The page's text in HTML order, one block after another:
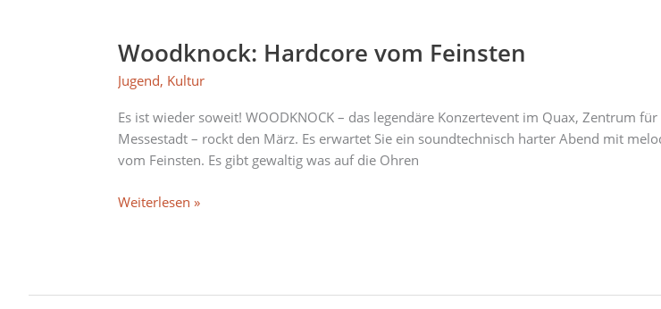
Woodknock: Hardcore vom Feinsten
Jugend, Kultur
Es ist wieder soweit! WOODKNOCK – das legendäre Konzertevent im Quax, Zentrum
Messestadt – rockt den März. Es erwartet Sie ein soundtechnisch harter Abend mit
vom Feinsten. Es gibt gewaltig was auf die Ohren
Woodknock:
Hardcore
vom
Feinsten
Weiterlesen »